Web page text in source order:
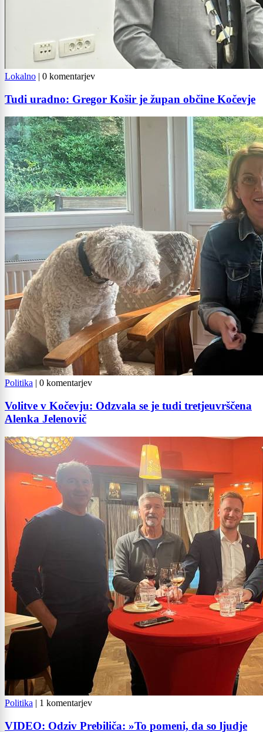
Lokalno | 0 komentarjev
Tudi uradno: Gregor Košir je župan občine Kočevje
Politika | 0 komentarjev
Volitve v Kočevju: Odzvala se je tudi tretjeuvrščena
Alenka Jelenovič
Politika | 1 komentarjev
VIDEO: Odziv Prebiliča: »To pomeni, da so ljudje